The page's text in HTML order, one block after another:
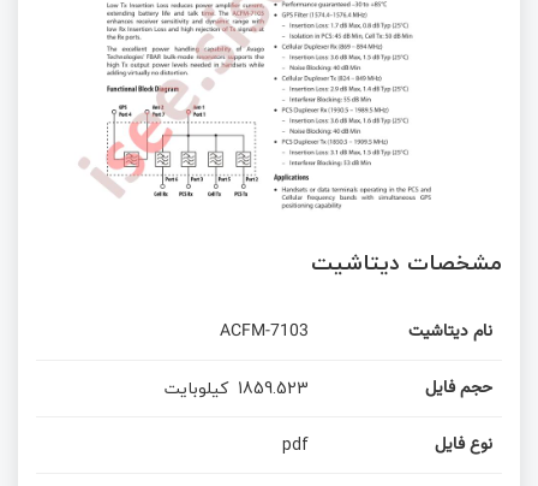
مشخصات دیتاشیت
نام دیتاشیت ACFM-7103
حجم فایل 1859.523 کیلوبایت
نوع فایل pdf